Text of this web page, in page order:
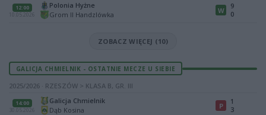
12:00
10.05.2026
Polonia Hyżne
Grom II Handzlówka
W
9
0
ZOBACZ WIĘCEJ (10)
GALICJA CHMIELNIK - OSTATNIE MECZE U SIEBIE
2025/2026 · RZESZÓW > KLASA B, GR. III
14:00
30.05.2026
Galicja Chmielnik
Dąb Kosina
P
1
3